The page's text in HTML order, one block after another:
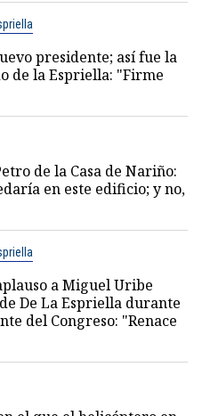
presidente; así fue la
de la Espriella: "Firme
de la Casa de Nariño:
en este edificio; y no,
a Miguel Uribe
De La Espriella durante
del Congreso: "Renace